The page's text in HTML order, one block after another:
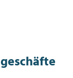
geschäfte